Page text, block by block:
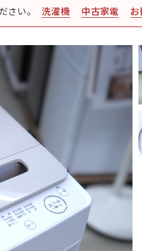
さい。 洗濯機 中古家電 お